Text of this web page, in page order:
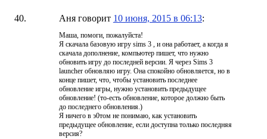
Аня говорит 10 июня, 2015 в 06:13:
Маша, помоги, пожалуйста!
Я скачала базовую игру sims 3 , и она работает, а когда я
скачала дополнение, компьютер пишет, что нужно
обновить игру до последней версии. Я через Sims 3
launcher обновляю игру. Она спокойно обновляется, но в
конце пишет, что, чтобы установить последнее
обновление игры, нужно установить предыдущее
обновление! (то-есть обновление, которое должно быть
до последнего обновления.)
Я ничего в э0том не понимаю, как установить
предыдущее обновление, если доступна только последняя
версия?